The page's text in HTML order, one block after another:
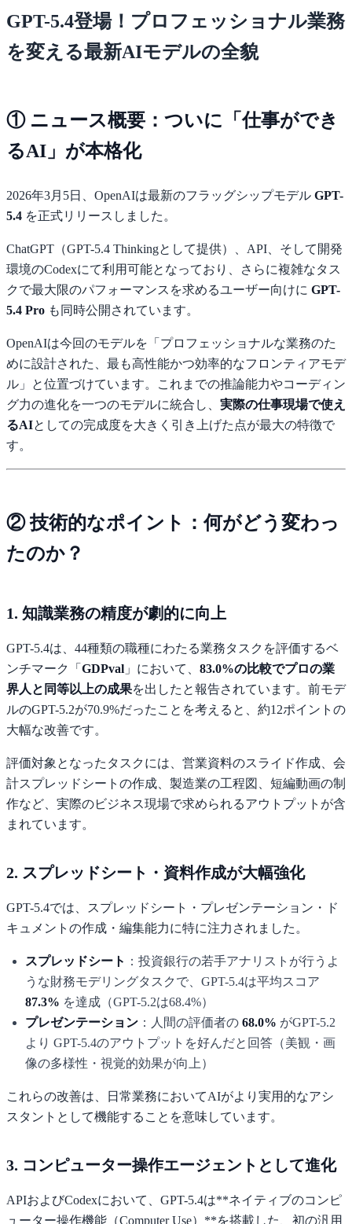
GPT-5.4登場！プロフェッショナル業務
を変える最新AIモデルの全貌
① ニュース概要：ついに「仕事ができ
るAI」が本格化
2026年3月5日、OpenAIは最新のフラッグシップモデル GPT-
5.4 を正式リリースしました。
ChatGPT（GPT-5.4 Thinkingとして提供）、API、そして開発
環境のCodexにて利用可能となっており、さらに複雑なタス
クで最大限のパフォーマンスを求めるユーザー向けに GPT-
5.4 Pro も同時公開されています。
OpenAIは今回のモデルを「プロフェッショナルな業務のた
めに設計された、最も高性能かつ効率的なフロンティアモデ
ル」と位置づけています。これまでの推論能力やコーディン
グ力の進化を一つのモデルに統合し、 実際の仕事現場で使え
るAIとしての完成度を大きく引き上げた点が最大の特徴で
す。
② 技術的なポイント：何がどう変わっ
たのか？
1. 知識業務の精度が劇的に向上
GPT-5.4は、44種類の職種にわたる業務タスクを評価するベ
ンチマーク「 GDPval 」において、 83.0%の比較でプロの業
界人と同等以上の成果を出したと報告されています。前モデ
ルのGPT-5.2が70.9%だったことを考えると、約12ポイントの
大幅な改善です。
評価対象となったタスクには、営業資料のスライド作成、会
計スプレッドシートの作成、製造業の工程図、短編動画の制
作など、実際のビジネス現場で求められるアウトプットが含
まれています。
2. スプレッドシート・資料作成が大幅強化
GPT-5.4では、スプレッドシート・プレゼンテーション・ド
キュメントの作成・編集能力に特に注力されました。
スプレッドシート ：投資銀行の若手アナリストが行うよ
うな財務モデリングタスクで、GPT-5.4は平均スコア
87.3% を達成（GPT-5.2は68.4%）
プレゼンテーション ：人間の評価者の 68.0% がGPT-5.2
より GPT-5.4のアウトプットを好んだと回答（美観・画
像の多様性・視覚的効果が向上）
これらの改善は、日常業務においてAIがより実用的なアシ
スタントとして機能することを意味しています。
3. コンピューター操作エージェントとして進化
APIおよびCodexにおいて、GPT-5.4は**ネイティブのコンピ
ューター操作機能（Computer Use）**を搭載した、初の汎用